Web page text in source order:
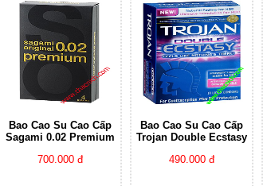
Bao Cao Su Cao Cấp
Sagami 0.02 Premium
700.000 đ
Bao Cao Su Cao Cấp
Trojan Double Ecstasy
490.000 đ